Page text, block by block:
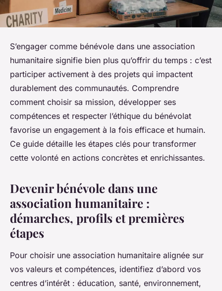
S’engager comme bénévole dans une association
humanitaire signifie bien plus qu’offrir du temps : c’est
participer activement à des projets qui impactent
durablement des communautés. Comprendre
comment choisir sa mission, développer ses
compétences et respecter l’éthique du bénévolat
favorise un engagement à la fois efficace et humain.
Ce guide détaille les étapes clés pour transformer
cette volonté en actions concrètes et enrichissantes.
Devenir bénévole dans une
association humanitaire :
démarches, profils et premières
étapes
Pour choisir une association humanitaire alignée sur
vos valeurs et compétences, identifiez d’abord vos
centres d’intérêt : éducation, santé, environnement,